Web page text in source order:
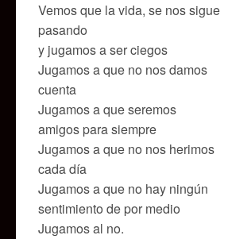
Vemos que la vida, se nos sigue
pasando
y jugamos a ser ciegos
Jugamos a que no nos damos
cuenta
Jugamos a que seremos
amigos para siempre
Jugamos a que no nos herimos
cada día
Jugamos a que no hay ningún
sentimiento de por medio
Jugamos al no.